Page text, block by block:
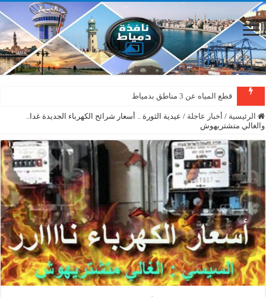
قطع المياه عن 3 مناطق بدمياط
الرئيسية / أخبار عاجلة / عيدية الثورة .. أسعار شرائح الكهرباء الجديدة غدا..
والغالي متشتريهوش